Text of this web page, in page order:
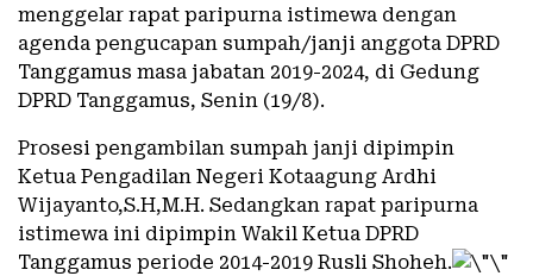
menggelar rapat paripurna istimewa dengan
agenda pengucapan sumpah/janji anggota DPRD
Tanggamus masa jabatan 2019-2024, di Gedung
DPRD Tanggamus, Senin (19/8).
Prosesi pengambilan sumpah janji dipimpin
Ketua Pengadilan Negeri Kotaagung Ardhi
Wijayanto,S.H,M.H. Sedangkan rapat paripurna
istimewa ini dipimpin Wakil Ketua DPRD
Tanggamus periode 2014-2019 Rusli Shoheh.